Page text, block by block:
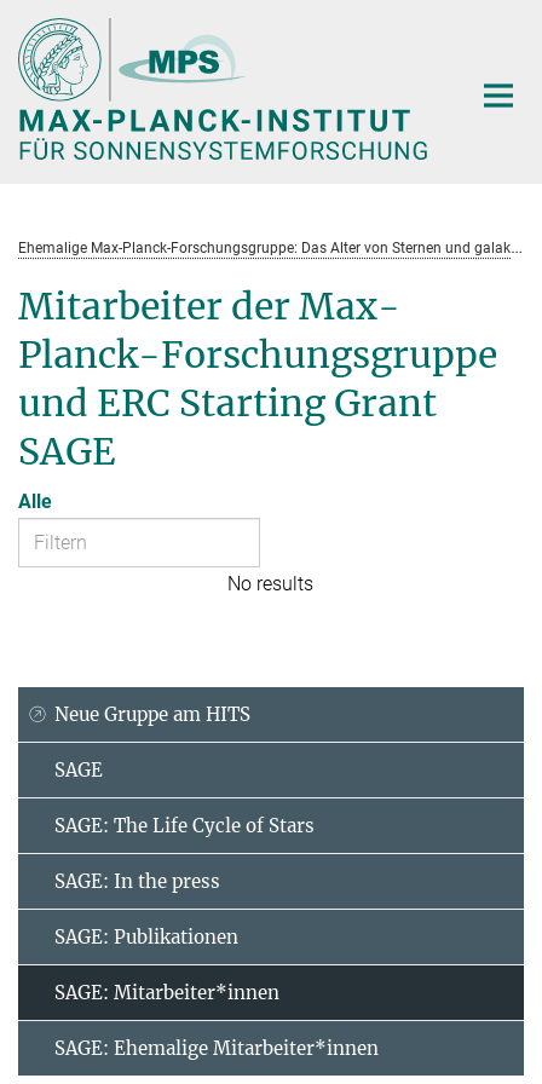
Hauptinhalt
E
hemalige Max-Planck-Forschungsgruppe: Das Alter von Sternen und galaktische Entwicklung
Mitarbeiter der Max-
Planck-Forschungsgruppe
und ERC Starting Grant
SAGE
Alle
No results
Neue Gruppe am HITS
SAGE
SAGE: The Life Cycle of Stars
SAGE: In the press
SAGE: Publikationen
SAGE: Mitarbeiter*innen
SAGE: Ehemalige Mitarbeiter*innen